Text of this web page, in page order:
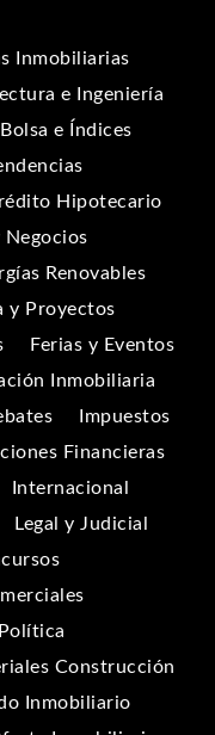
Inmobiliarias
e Ingeniería
Bolsa e Índices
Hipotecario
Negocios
Renovables
y Proyectos
Ferias y Eventos
Inmobiliaria
Impuestos
Financieras
Internacional
Legal y Judicial
Construcción
Inmobiliario